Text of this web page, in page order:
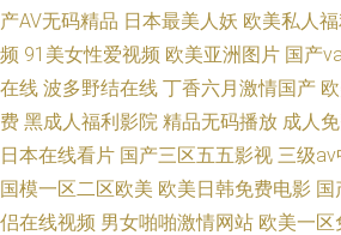
产AV无码精品 日本最美人妖 欧美私人
频 91美女性爱视频 欧美亚洲图片 国产
在线 波多野结在线 丁香六月激情国产
费 黑成人福利影院 精品无码播放 成人
日本在线看片 国产三区五五影视 三级av
国模一区二区欧美 欧美日韩免费电影 国
侣在线视频 男女啪啪激情网站 欧美一区